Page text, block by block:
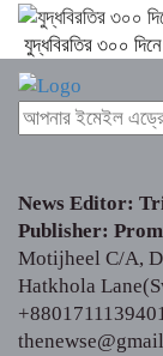
যুদ্ধবিরতির ৩০০
News Editor:
Publisher:
Motijheel C/A,
Hatkhola